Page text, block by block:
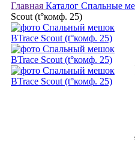
Главная Каталог Спальные
Scout (t°комф. 25)